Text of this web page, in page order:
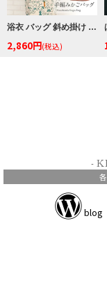
浴衣 バッグ 斜め掛け かご巾着 浴衣 バッグ レディース 和柄 黒かご 茶かご 浴衣バッグ 浴衣バック かごバック カゴ 籠 巾着 ベトナムバッグ
2,860円(税込)
-
blog